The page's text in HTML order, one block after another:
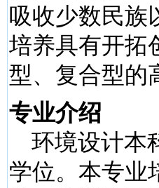
吸收少数民族
培养具有开拓
型、复合型的
专业介绍
环境设计本
学位。本专业